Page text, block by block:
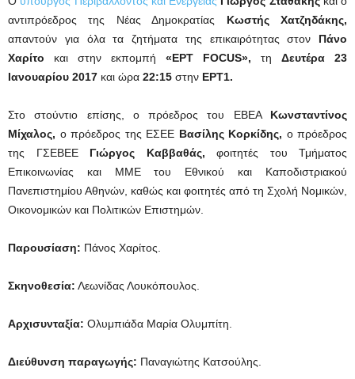
αντιπρόεδρος της Νέας Δημοκρατίας Κωστής Χατζηδάκης,
απαντούν για όλα τα ζητήματα της επικαιρότητας στον Πάνο
Χαρίτο και στην εκπομπή «ΕΡΤ FOCUS», τη Δευτέρα 23
Ιανουαρίου 2017 και ώρα 22:15 στην ΕΡΤ1.
Στο στούντιο επίσης, ο πρόεδρος του ΕΒΕΑ Κωνσταντίνος
Μίχαλος, ο πρόεδρος της ΕΣΕΕ Βασίλης Κορκίδης, ο πρόεδρος
της ΓΣΕΒΕΕ Γιώργος Καββαθάς, φοιτητές του Τμήματος
Επικοινωνίας και ΜΜΕ του Εθνικού και Καποδιστριακού
Πανεπιστημίου Αθηνών, καθώς και φοιτητές από τη Σχολή Νομικών,
Οικονομικών και Πολιτικών Επιστημών.
Παρουσίαση: Πάνος Χαρίτος.
Σκηνοθεσία: Λεωνίδας Λουκόπουλος.
Αρχισυνταξία: Ολυμπιάδα Μαρία Ολυμπίτη.
Διεύθυνση παραγωγής: Παναγιώτης Κατσούλης.